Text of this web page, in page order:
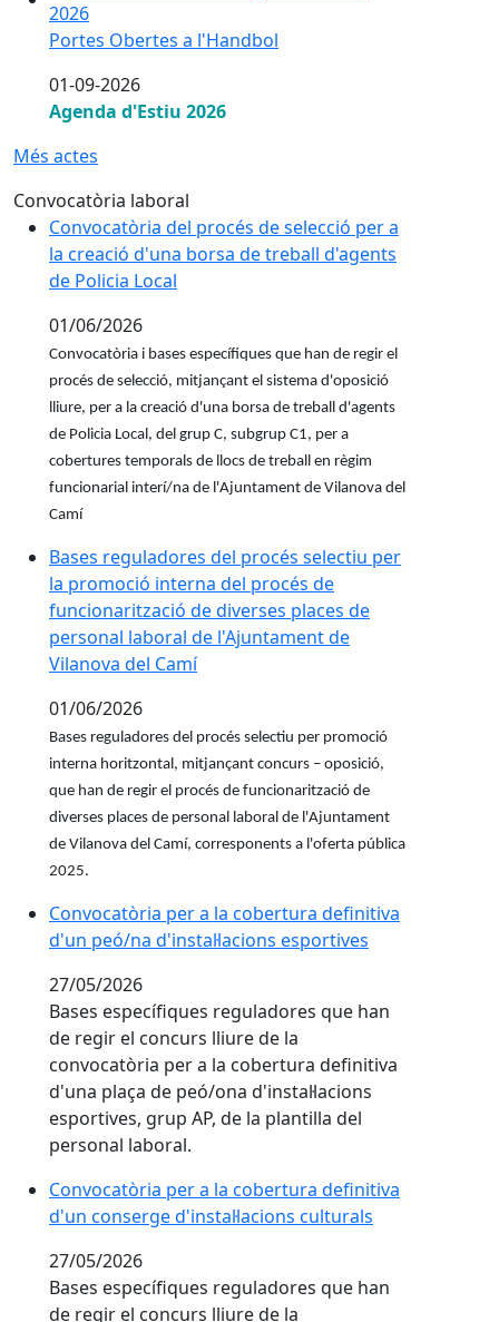
Portes Obertes a l'Handbol
01-09-2026
Agenda d'Estiu 2026
Més actes
Convocatòria laboral
Convocatòria del procés de selecció per a la creació
Convocatòria del procés de selecció per a
la creació d'una borsa de treball d'agents
de Policia Local
01/06/2026
Convocatòria i bases específiques que han de regir el
procés de selecció, mitjançant el sistema d'oposició
lliure, per a la creació d'una borsa de treball d'agents
de Policia Local, del grup C, subgrup C1, per a
cobertures temporals de llocs de treball en règim
funcionarial interí/na de l'Ajuntament de Vilanova del
Camí
Bases reguladores del procés selectiu per la
Bases reguladores del procés selectiu per
la promoció interna del procés de
funcionarització de diverses places de
personal laboral de l'Ajuntament de
Vilanova del Camí
01/06/2026
Bases reguladores del procés selectiu per promoció
interna horitzontal, mitjançant concurs – oposició,
que han de regir el procés de funcionarització de
diverses places de personal laboral de l'Ajuntament
de Vilanova del Camí, corresponents a l'oferta pública
2025.
Convocatòria per a la cobertura definitiva d'un peó/
Convocatòria per a la cobertura definitiva
d'un peó/na d'instal·lacions esportives
27/05/2026
Bases específiques reguladores que han
de regir el concurs lliure de la
convocatòria per a la cobertura definitiva
d'una plaça de peó/ona d'instal·lacions
esportives, grup AP, de la plantilla del
personal laboral.
Convocatòria per a la cobertura definitiva d'un
Convocatòria per a la cobertura definitiva
d'un conserge d'instal·lacions culturals
27/05/2026
Bases específiques reguladores que han
de regir el concurs lliure de la